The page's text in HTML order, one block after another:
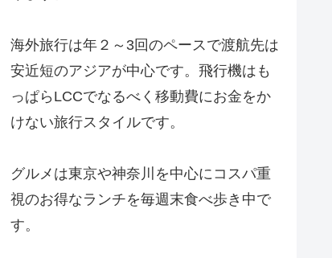
海外旅行は年２～3回のペースで渡航先は
安近短のアジアが中心です。飛行機はも
っぱらLCCでなるべく移動費にお金をか
けない旅行スタイルです。
グルメは東京や神奈川を中心にコスパ重
視のお得なランチを毎週末食べ歩き中で
す。